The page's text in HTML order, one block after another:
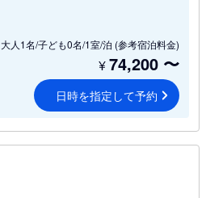
大人1名/子ども0名/1室/泊 (参考宿泊料金)
¥74,200 〜
日時を指定して予約